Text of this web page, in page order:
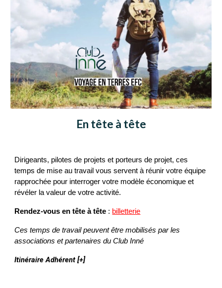
En tête à tête
Dirigeants, pilotes de projets et porteurs de projet, ces
temps de mise au travail vous servent à réunir votre équipe
rapprochée pour interroger votre modèle économique et
révéler la valeur de votre activité.
Rendez-vous en tête à tête : billetterie
Ces temps de travail peuvent être mobilisés par les
associations et partenaires du Club Inné
Itinéraire Adhérent [+]